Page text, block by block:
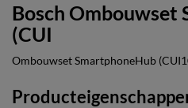
Bosch Ombouwset
(CUI
Ombouwset SmartphoneHub